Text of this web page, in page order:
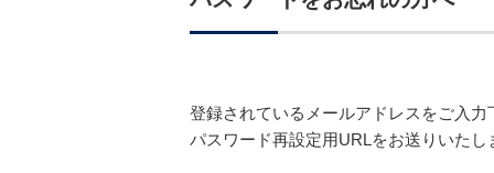
登録されているメールアドレスをご入力
パスワード再設定用URLをお送りいたし